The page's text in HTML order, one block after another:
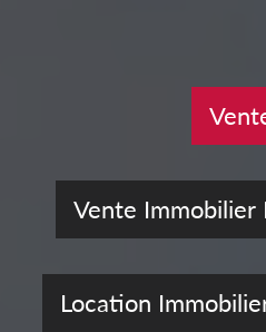
Vente Immobilier
Location